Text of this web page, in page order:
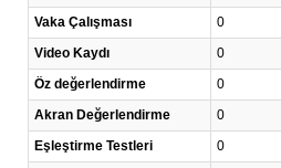
Vaka Çalışması
0
Video Kaydı
0
Öz değerlendirme
0
Akran Değerlendirme
0
Eşleştirme Testleri
0